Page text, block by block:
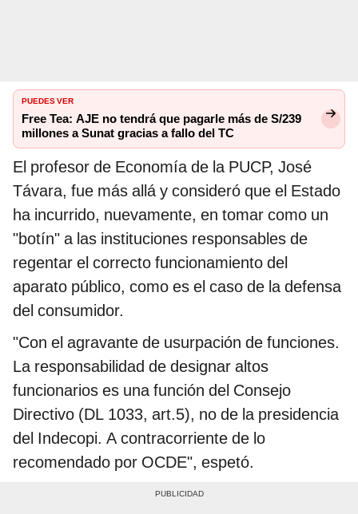
PUEDES VER
Free Tea: AJE no tendrá que pagarle más de S/239
millones a Sunat gracias a fallo del TC
El profesor de Economía de la PUCP, José
Távara, fue más allá y consideró que el Estado
ha incurrido, nuevamente, en tomar como un
"botín" a las instituciones responsables de
regentar el correcto funcionamiento del
aparato público, como es el caso de la defensa
del consumidor.
"Con el agravante de usurpación de funciones.
La responsabilidad de designar altos
funcionarios es una función del Consejo
Directivo (DL 1033, art.5), no de la presidencia
del Indecopi. A contracorriente de lo
recomendado por OCDE", espetó.